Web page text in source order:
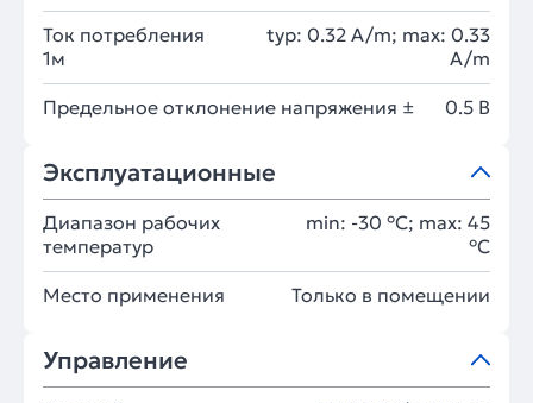
Ток потребления
1м
typ: 0.32 A/m; max: 0.33
A/m
Предельное отклонение напряжения ± 0.5 В
Эксплуатационные
Диапазон рабочих
температур
min: -30 °C; max: 45
°C
Место применения Только в помещении
Управление